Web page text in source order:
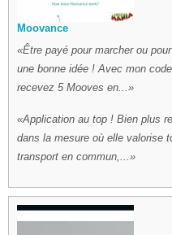
Moovance
Être payé pour marcher ou
une bonne idée ! Avec mon
recevez 5 Mooves en...
Application au top ! Bien plus
dans la mesure où elle valorise
transport en commun,...